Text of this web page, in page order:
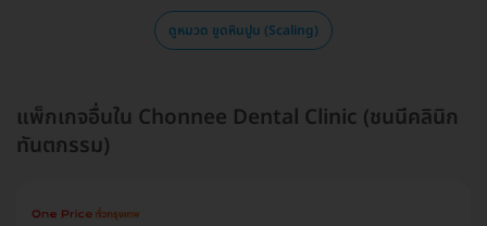
ดูหมวด ขูดหินปูน (Scaling)
แพ็กเกจอื่นใน Chonnee Dental Clinic (ชนนีคลินิก
ทันตกรรม)